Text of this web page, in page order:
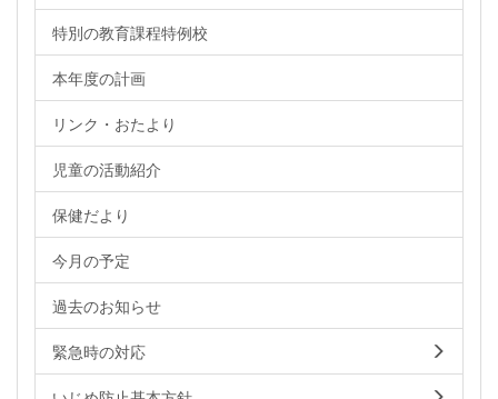
特別の教育課程特例校
本年度の計画
リンク・おたより
児童の活動紹介
保健だより
今月の予定
過去のお知らせ
緊急時の対応